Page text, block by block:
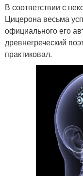
В соответствии с
Цицерона весьма
официального его
древнегреческий
практиковал.